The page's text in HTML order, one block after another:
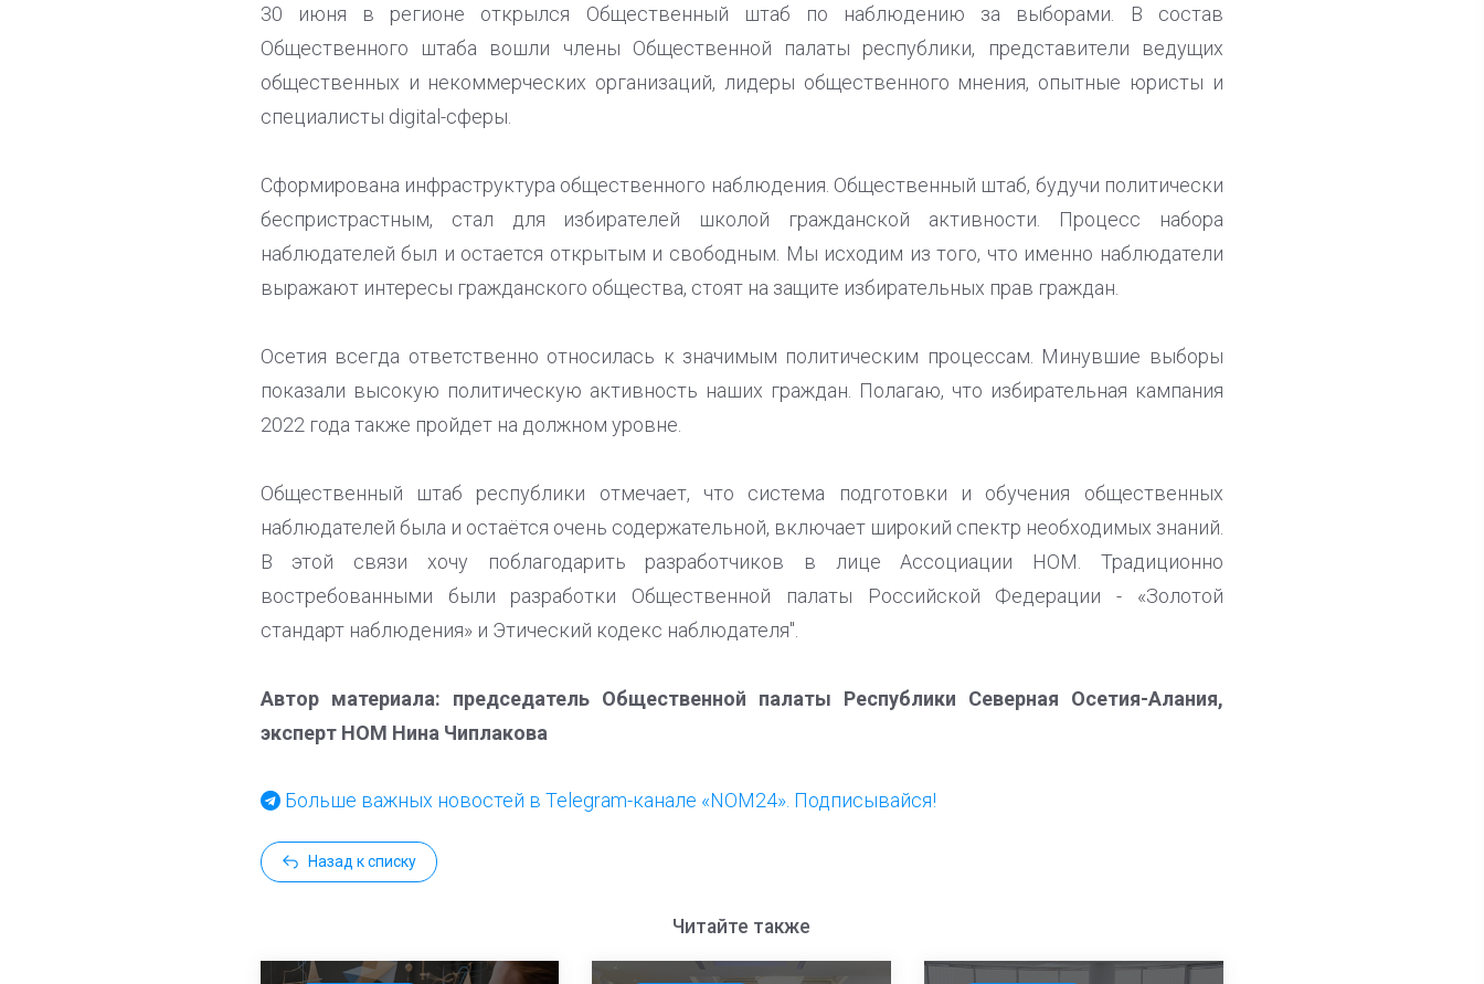
30 июня в регионе открылся Общественный штаб по наблюдению за выборами. В состав
Общественного штаба вошли члены Общественной палаты республики, представители ведущих
общественных и некоммерческих организаций, лидеры общественного мнения, опытные юристы и
специалисты digital-сферы.
Сформирована инфраструктура общественного наблюдения. Общественный штаб, будучи политически
беспристрастным, стал для избирателей школой гражданской активности. Процесс набора
наблюдателей был и остается открытым и свободным. Мы исходим из того, что именно наблюдатели
выражают интересы гражданского общества, стоят на защите избирательных прав граждан.
Осетия всегда ответственно относилась к значимым политическим процессам. Минувшие выборы
показали высокую политическую активность наших граждан. Полагаю, что избирательная кампания
2022 года также пройдет на должном уровне.
Общественный штаб республики отмечает, что система подготовки и обучения общественных
наблюдателей была и остаётся очень содержательной, включает широкий спектр необходимых знаний.
В этой связи хочу поблагодарить разработчиков в лице Ассоциации НОМ. Традиционно
востребованными были разработки Общественной палаты Российской Федерации - «Золотой
стандарт наблюдения» и Этический кодекс наблюдателя".
Автор материала: председатель Общественной палаты Республики Северная Осетия-Алания,
эксперт НОМ Нина Чиплакова
Больше важных новостей в Telegram-канале «NOM24». Подписывайся!
Назад к списку
Читайте также